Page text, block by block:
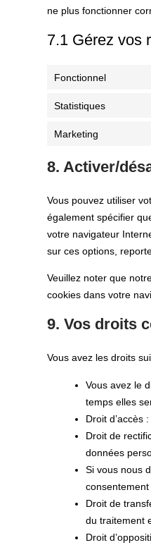
ne plus fonctionner
7.1 Gérez vos
Fonctionnel
Statistiques
Marketing
8. Activer/
Vous pouvez utiliser
également spécifier
votre navigateur
sur ces options,
Veuillez noter que
cookies dans votre
9. Vos droits
Vous avez les droits
Vous avez le
temps elles
Droit d’accès
Droit de
données
Si vous nous
Droit de
du traitement
Droit